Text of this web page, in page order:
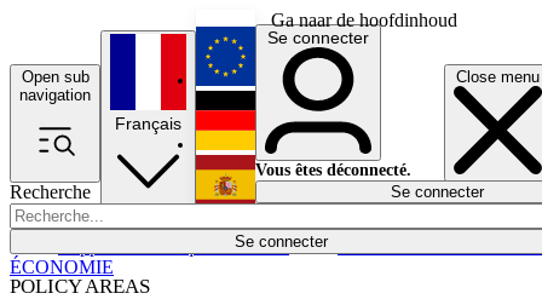
Ga naar de hoofdinhoud
Open sub
navigation
Close menu
Recherche
Se connecter
POLICY AREAS
Économie
Français
English
Deutsch
Español
Se connecter
Vous êtes déconnecté.
Se connecter
ÉCONOMIE